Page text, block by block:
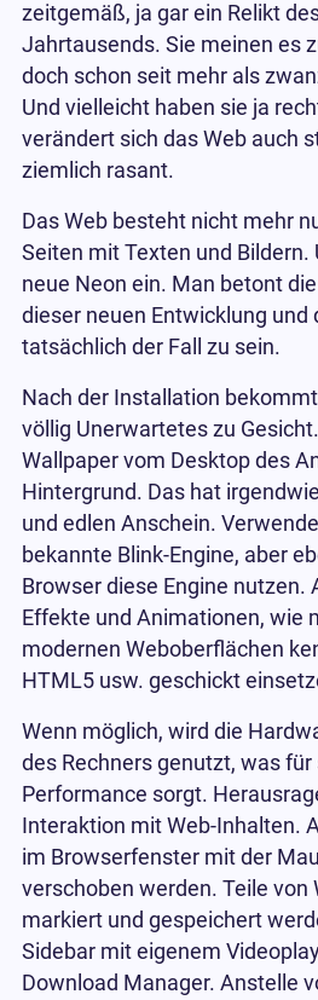
zeitgemäß, ja gar ein Relikt
Jahrtausends. Sie meinen es
doch schon seit mehr als
Und vielleicht haben sie ja
verändert sich das Web auch
ziemlich rasant.
Das Web besteht nicht mehr
Seiten mit Texten und Bildern.
neue Neon ein. Man betont
dieser neuen Entwicklung und
tatsächlich der Fall zu sein.
Nach der Installation
völlig Unerwartetes zu
Wallpaper vom Desktop des
Hintergrund. Das hat
und edlen Anschein.
bekannte Blink-Engine, aber
Browser diese Engine nutzen.
Effekte und Animationen, wie
modernen Weboberflächen
HTML5 usw. geschickt
Wenn möglich, wird die
des Rechners genutzt, was für
Performance sorgt.
Interaktion mit Web-Inhalten.
im Browserfenster mit der
verschoben werden. Teile von
markiert und gespeichert
Sidebar mit eigenem
Download Manager. Anstelle